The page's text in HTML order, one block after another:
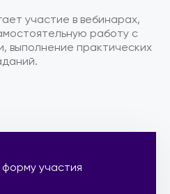
участие в вебинарах,
работу с
выполнение практических
участия